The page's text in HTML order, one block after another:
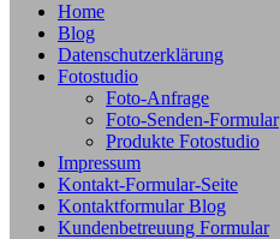
Home
Blog
Datenschutzerklärung
Fotostudio
Foto-Anfrage
Foto-Senden-Formular
Produkte Fotostudio
Impressum
Kontakt-Formular-Seite
Kontaktformular Blog
Kundenbetreuung Formular